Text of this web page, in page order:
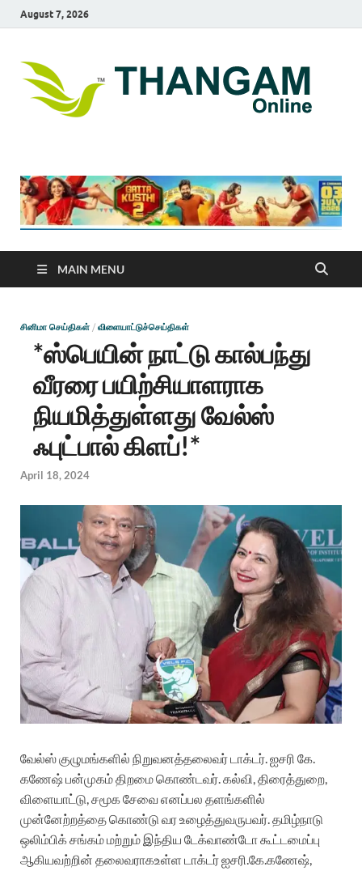
August 7, 2026
MAIN MENU
சினிமா செய்திகள் / விளையாட்டுச்செய்திகள்
*ஸ்பெயின் நாட்டு கால்பந்து
வீரரை பயிற்சியாளராக
நியமித்துள்ளது வேல்ஸ்
ஃபுட்பால் கிளப்!*
April 18, 2024
வேல்ஸ்குழுமங்களில் நிறுவனத்தலைவர்டாக்டர்.ஐசரி கே.
கணேஷ்பன்முகம்திறமைகொண்டவர்.கல்வி,திரைத்துறை,
விளையாட்டு,சமூகசேவை எனப்பல தளங்களில்
முன்னேற்றத்தைகொண்டு வரஉழைத்துவருபவர்.தமிழ்நாடு
ஒலிம்பிக்சங்கம்மற்றும் இந்திய டேக்வாண்டோகூட்டமைப்பு
ஆகியவற்றின் தலைவராகஉள்ள டாக்டர்ஐசரி.கே.கணேஷ்,